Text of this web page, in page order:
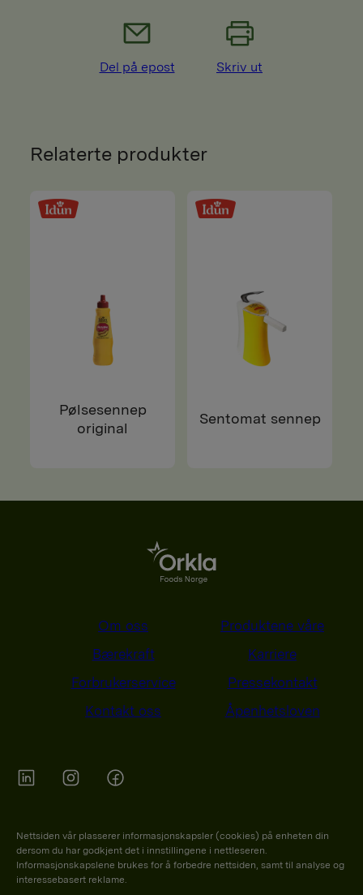
Del på epost Skriv ut
Relaterte produkter
Pølsesennep
original
Sentomat sennep
Om oss
Produktene våre
Bærekraft
Karriere
Forbrukerservice
Pressekontakt
Kontakt oss
Åpenhetsloven
Nettsiden vår plasserer informasjonskapsler (cookies) på enheten din
dersom du har godkjent det i innstillingene i nettleseren.
Informasjonskapslene brukes for å forbedre nettsiden, samt til analyse og
interessebasert reklame.